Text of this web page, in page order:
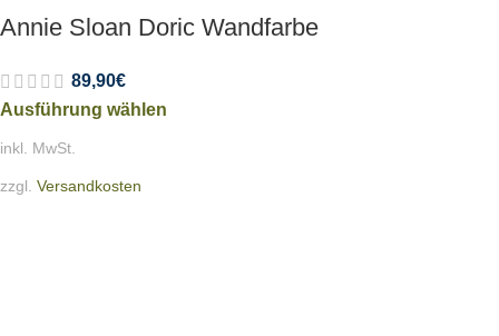
Annie Sloan Doric Wandfarbe
89,90€
Ausführung wählen
inkl. MwSt.
zzgl. Versandkosten